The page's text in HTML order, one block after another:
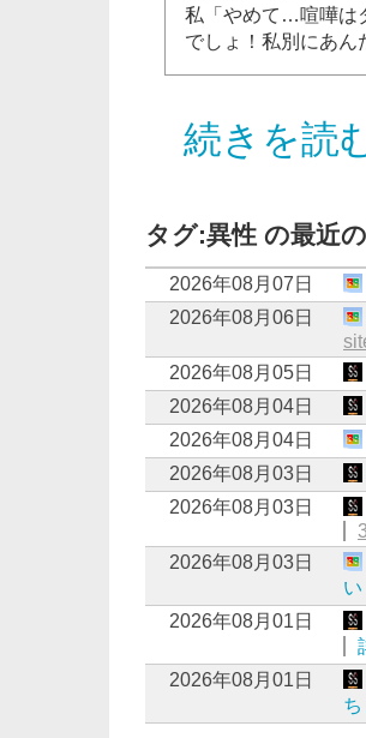
私「やめて…喧嘩は
でしょ！私別にあん
続きを読
タグ:異性 の最近
2026年08月07日
2026年08月06日
2026年08月05日
2026年08月04日
2026年08月04日
2026年08月03日
2026年08月03日
2026年08月03日
い
2026年08月01日
2026年08月01日